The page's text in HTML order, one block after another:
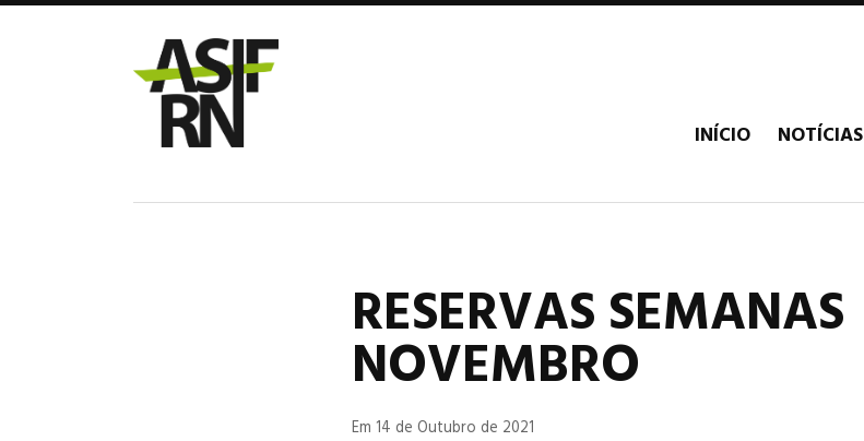
INÍCIO NOTÍCIAS
RESERVAS SEMANAS
NOVEMBRO
Em 14 de Outubro de 2021